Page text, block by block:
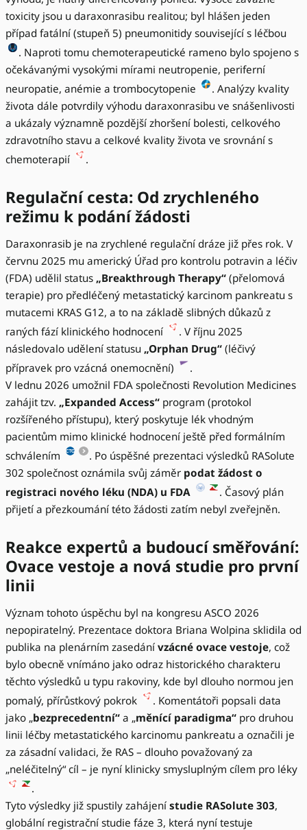
toxicity jsou u daraxonrasibu realitou; byl hlášen jeden
případ fatální (stupeň 5) pneumonitidy související s léčbou
. Naproti tomu chemoterapeutické rameno bylo spojeno s
očekávanými vysokými mírami neutropenie, periferní
neuropatie, anémie a trombocytopenie
. Analýzy kvality
života dále potvrdily výhodu daraxonrasibu ve snášenlivosti
a ukázaly významně pozdější zhoršení bolesti, celkového
zdravotního stavu a celkové kvality života ve srovnání s
chemoterapií
.
Regulační cesta: Od zrychleného
režimu k podání žádosti
Daraxonrasib je na zrychlené regulační dráze již přes rok. V
červnu 2025 mu americký Úřad pro kontrolu potravin a léčiv
(FDA) udělil status „Breakthrough Therapy“ (přelomová
terapie) pro předléčený metastatický karcinom pankreatu s
mutacemi KRAS G12, a to na základě slibných důkazů z
raných fází klinického hodnocení
. V říjnu 2025
následovalo udělení statusu „Orphan Drug“ (léčivý
přípravek pro vzácná onemocnění)
.
V lednu 2026 umožnil FDA společnosti Revolution Medicines
zahájit tzv. „Expanded Access“ program (protokol
rozšířeného přístupu), který poskytuje lék vhodným
pacientům mimo klinické hodnocení ještě před formálním
schválením
. Po úspěšné prezentaci výsledků RASolute
302 společnost oznámila svůj záměr podat žádost o
registraci nového léku (NDA) u FDA
. Časový plán
přijetí a přezkoumání této žádosti zatím nebyl zveřejněn.
Reakce expertů a budoucí směřování:
Ovace vestoje a nová studie pro první
linii
Význam tohoto úspěchu byl na kongresu ASCO 2026
nepopiratelný. Prezentace doktora Briana Wolpina sklidila od
publika na plenárním zasedání vzácné ovace vestoje, což
bylo obecně vnímáno jako odraz historického charakteru
těchto výsledků u typu rakoviny, kde byl dlouho normou jen
pomalý, přírůstkový pokrok
. Komentátoři popsali data
jako „bezprecedentní“ a „měnící paradigma“ pro druhou
linii léčby metastatického karcinomu pankreatu a označili je
za zásadní validaci, že RAS – dlouho považovaný za
„neléčitelný“ cíl – je nyní klinicky smysluplným cílem pro léky
.
Tyto výsledky již spustily zahájení studie RASolute 303,
globální registrační studie fáze 3, která nyní testuje